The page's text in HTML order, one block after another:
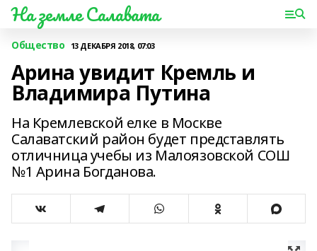
На земле Салавата
Общество 13 ДЕКАБРЯ 2018, 07:03
Арина увидит Кремль и
Владимира Путина
На Кремлевской елке в Москве
Салаватский район будет представлять
отличница учебы из Малоязовской СОШ
№1 Арина Богданова.